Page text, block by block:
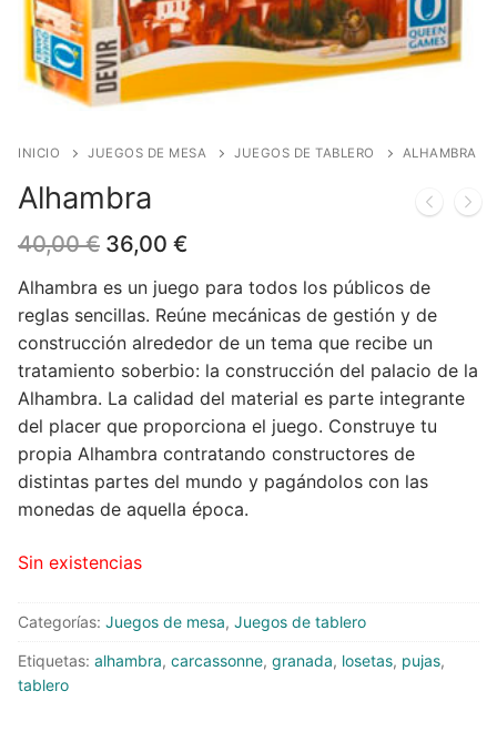
Juegos de cartas
Juegos de dados
Juegos de tablero
Juegos infantiles
Juegos de Rol
Juegos de miniaturas
Cómics
Europeo
Manga
USA
DC Comics
Marvel Comics
Independiente
Harry Potter
Star Wars
Merchandising
Figuras
Funko POP!
Tazas/Vasos
Bandoleras/Bolsos
Felpudos/alfombras
Puzzles
Posters
Literatura
Liquidaciones
Blog
Contacto
INICIO JUEGOS DE MESA JUEGOS DE TABLERO ALHAMBRA
Alhambra
40,00€ El
precio
original
era:
40,00 €.
36,00 €
actual
es:
36,00 €.
Alhambra es un juego para todos los públicos de
reglas sencillas. Reúne mecánicas de gestión y de
construcción alrededor de un tema que recibe un
tratamiento soberbio: la construcción del palacio de la
Alhambra. La calidad del material es parte integrante
del placer que proporciona el juego. Construye tu
propia Alhambra contratando constructores de
distintas partes del mundo y pagándolos con las
monedas de aquella época.
Sin existencias
Categorías: Juegos de mesa, Juegos de tablero
Etiquetas: alhambra, carcassonne, granada, losetas, pujas,
tablero